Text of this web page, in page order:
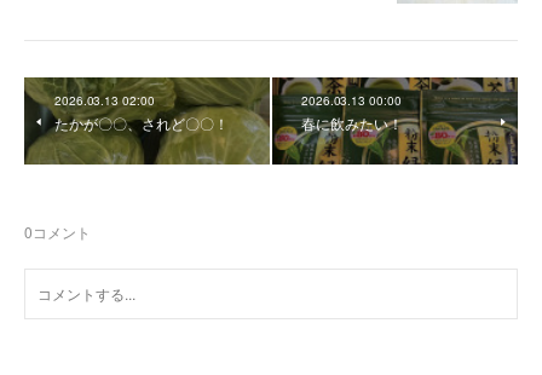
2026.03.13 02:00
たかが〇〇、されど〇〇！
2026.03.13 00:00
春に飲みたい！
0コメント